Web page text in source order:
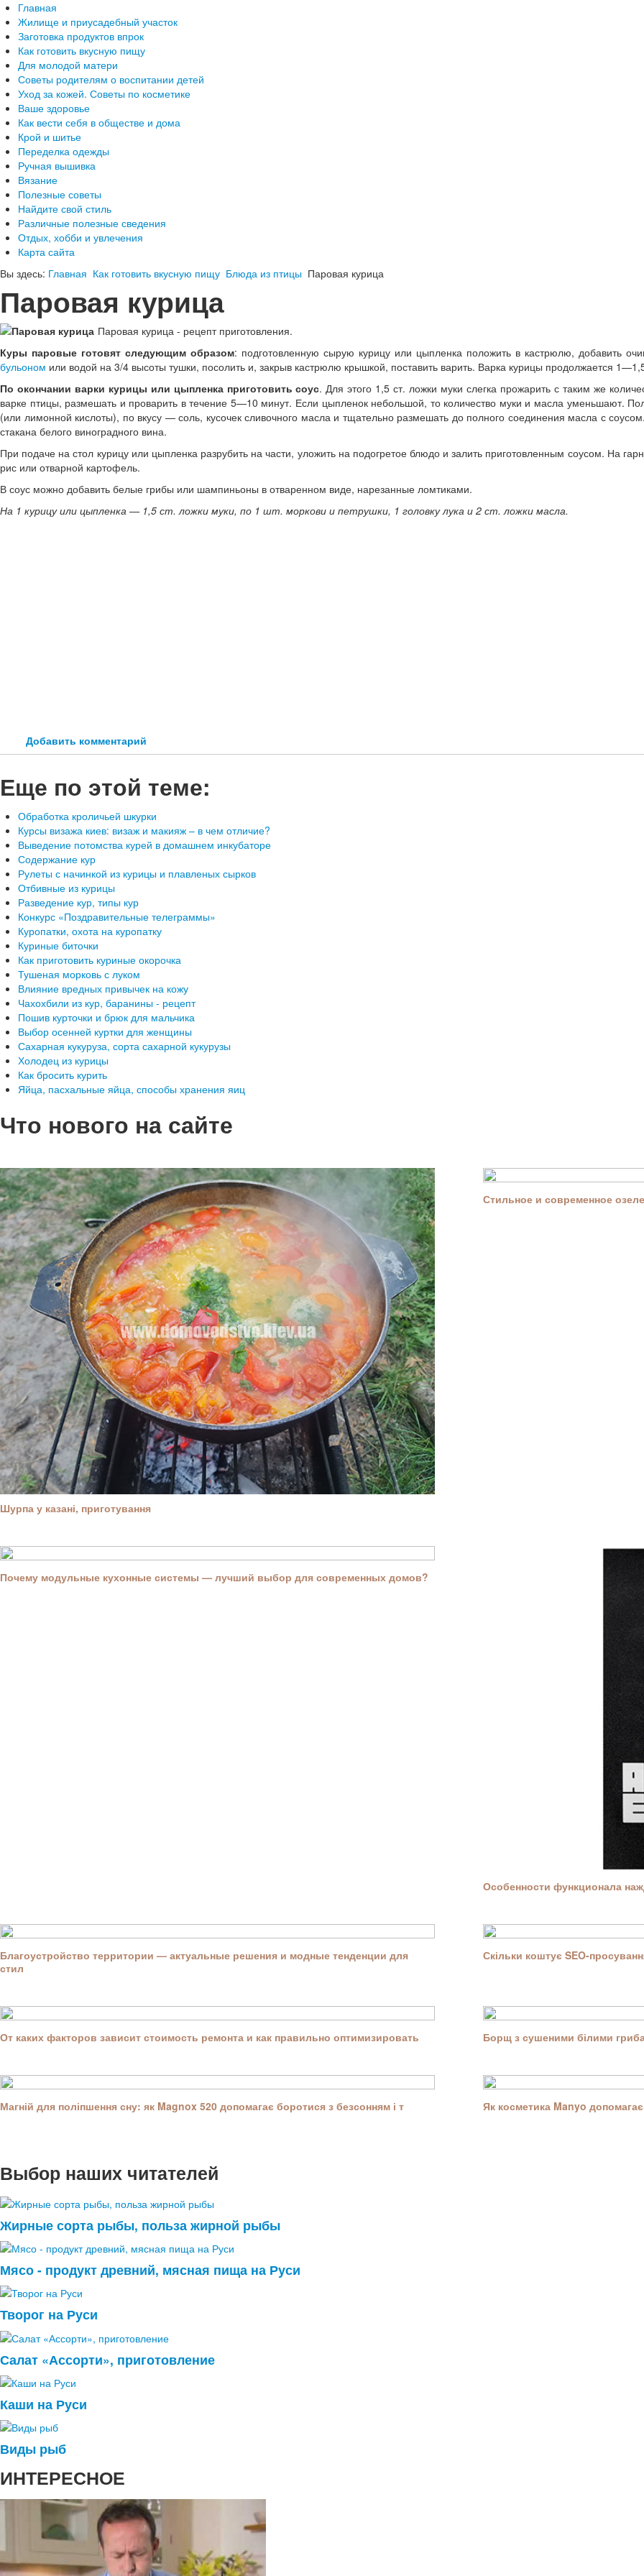
Главная
Жилище и приусадебный участок
Заготовка продуктов впрок
Как готовить вкусную пищу
Для молодой матери
Советы родителям о воспитании детей
Уход за кожей. Советы по косметике
Ваше здоровье
Как вести себя в обществе и дома
Крой и шитье
Переделка одежды
Ручная вышивка
Вязание
Полезные советы
Найдите свой стиль
Различные полезные сведения
Отдых, хобби и увлечения
Карта сайта
Вы здесь: Главная Как готовить вкусную пищу Блюда из птицы Паровая курица
Паровая курица
Паровая курица - рецепт приготовления.
Куры паровые готовят следующим образом: подготовленную сырую курицу или цыпленка положить в кастрюлю, добавить
бульоном или водой на 3/4 высоты тушки, посолить и, закрыв кастрюлю крышкой, поставить варить. Варка курицы продолжается
По окончании варки курицы или цыпленка приготовить соус. Для этого 1,5 ст. ложки муки слегка прожарить с таким же
варке птицы, размешать и проварить в течение 5—10 минут. Если цыпленок небольшой, то количество муки и масла уменьшают.
(или лимонной кислоты), по вкусу — соль, кусочек сливочного масла и тщательно размешать до полного соединения масла с
стакана белого виноградного вина.
При подаче на стол курицу или цыпленка разрубить на части, уложить на подогретое блюдо и залить приготовленным соусом. На
рис или отварной картофель.
В соус можно добавить белые грибы или шампиньоны в отваренном виде, нарезанные ломтиками.
На 1 курицу или цыпленка — 1,5 ст. ложки муки, по 1 шт. моркови и петрушки, 1 головку лука и 2 ст. ложки масла.
Добавить комментарий
Еще по этой теме:
Обработка кроличьей шкурки
Курсы визажа киев: визаж и макияж – в чем отличие?
Выведение потомства курей в домашнем инкубаторе
Содержание кур
Рулеты с начинкой из курицы и плавленых сырков
Отбивные из курицы
Разведение кур, типы кур
Конкурс «Поздравительные телеграммы»
Куропатки, охота на куропатку
Куриные биточки
Как приготовить куриные окорочка
Тушеная морковь с луком
Влияние вредных привычек на кожу
Чахохбили из кур, баранины - рецепт
Пошив курточки и брюк для мальчика
Выбор осенней куртки для женщины
Сахарная кукуруза, сорта сахарной кукурузы
Холодец из курицы
Как бросить курить
Яйца, пасхальные яйца, способы хранения яиц
Что нового на сайте
Шурпа у казані, приготування
Стильное и современное
Почему модульные кухонные системы — лучший выбор для современных домов?
Особенности функционала
Благоустройство территории — актуальные решения и модные тенденции для
стил
Скільки коштує SEO-
От каких факторов зависит стоимость ремонта и как правильно оптимизировать Борщ з сушеними білими
Магній для поліпшення сну: як Magnox 520 допомагає боротися з безсонням і т Як косметика Manyo
Выбор наших читателей
Жирные сорта рыбы, польза жирной рыбы
Мясо - продукт древний, мясная пища на Руси
Творог на Руси
Салат «Ассорти», приготовление
Каши на Руси
Виды рыб
ИНТЕРЕСНОЕ